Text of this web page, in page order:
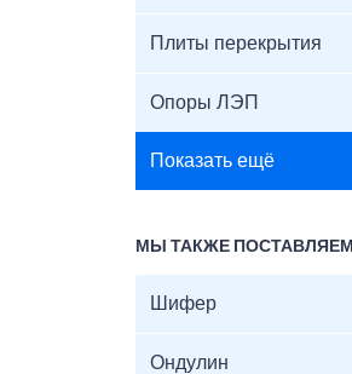
Плиты перекрытия
Опоры ЛЭП
Показать ещё
МЫ ТАКЖЕ ПОСТАВЛЯЕМ
Шифер
Ондулин